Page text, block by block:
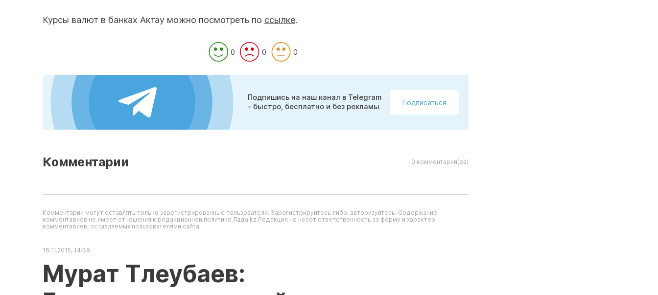
Курсы валют в банках Актау можно посмотреть по ссылке.
0 0 0
Подпишись на наш канал в Telegram
– быстро, бесплатно и без рекламы
Подписаться
Комментарии 0 комментарий(ев)
Комментарии могут оставлять только зарегистрированные пользователи. Зарегистрируйтесь либо, авторизуйтесь. Содержание
комментариев не имеет отношения к редакционной политике Лада.kz.Редакция не несет ответственность за форму и характер
комментариев, оставляемых пользователями сайта.
16.11.2015, 14:39
Мурат Тлеубаев: